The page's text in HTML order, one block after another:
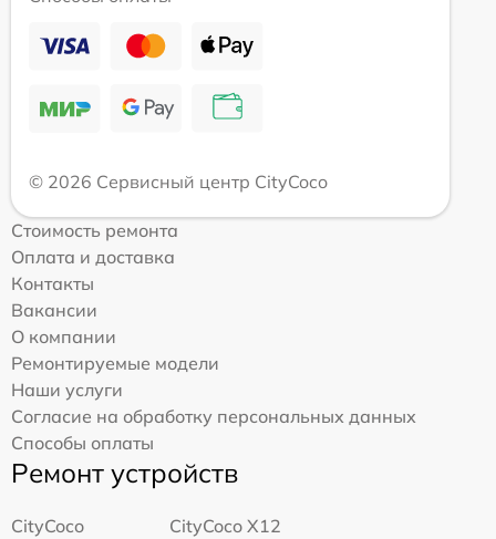
© 2026 Сервисный центр CityCoco
Стоимость ремонта
Оплата и доставка
Контакты
Вакансии
О компании
Ремонтируемые модели
Наши услуги
Согласие на обработку персональных данных
Способы оплаты
Ремонт устройств
CityCoco
CityCoco X12